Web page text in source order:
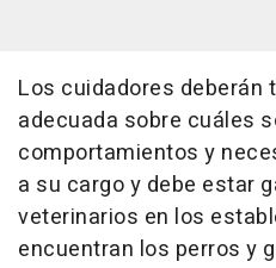
Los cuidadores deberán
adecuada sobre cuáles
comportamientos y
a su cargo y debe estar
veterinarios en los
encuentran los perros y